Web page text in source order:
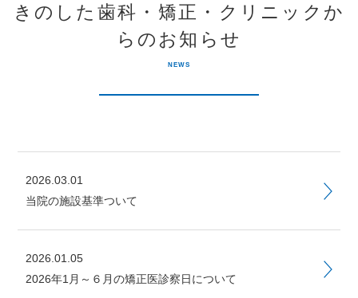
きのした歯科・矯正・クリニックか
らのお知らせ
NEWS
2026.03.01
当院の施設基準ついて
2026.01.05
2026年1月～６月の矯正医診察日について